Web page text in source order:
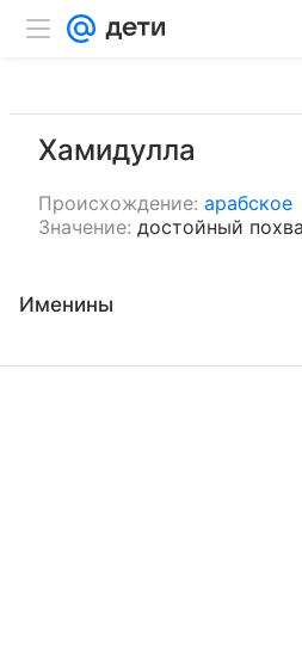
Хамидулла
Происхождение: арабское
Значение: достойный
Именины